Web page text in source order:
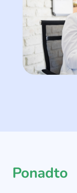
Ponadto